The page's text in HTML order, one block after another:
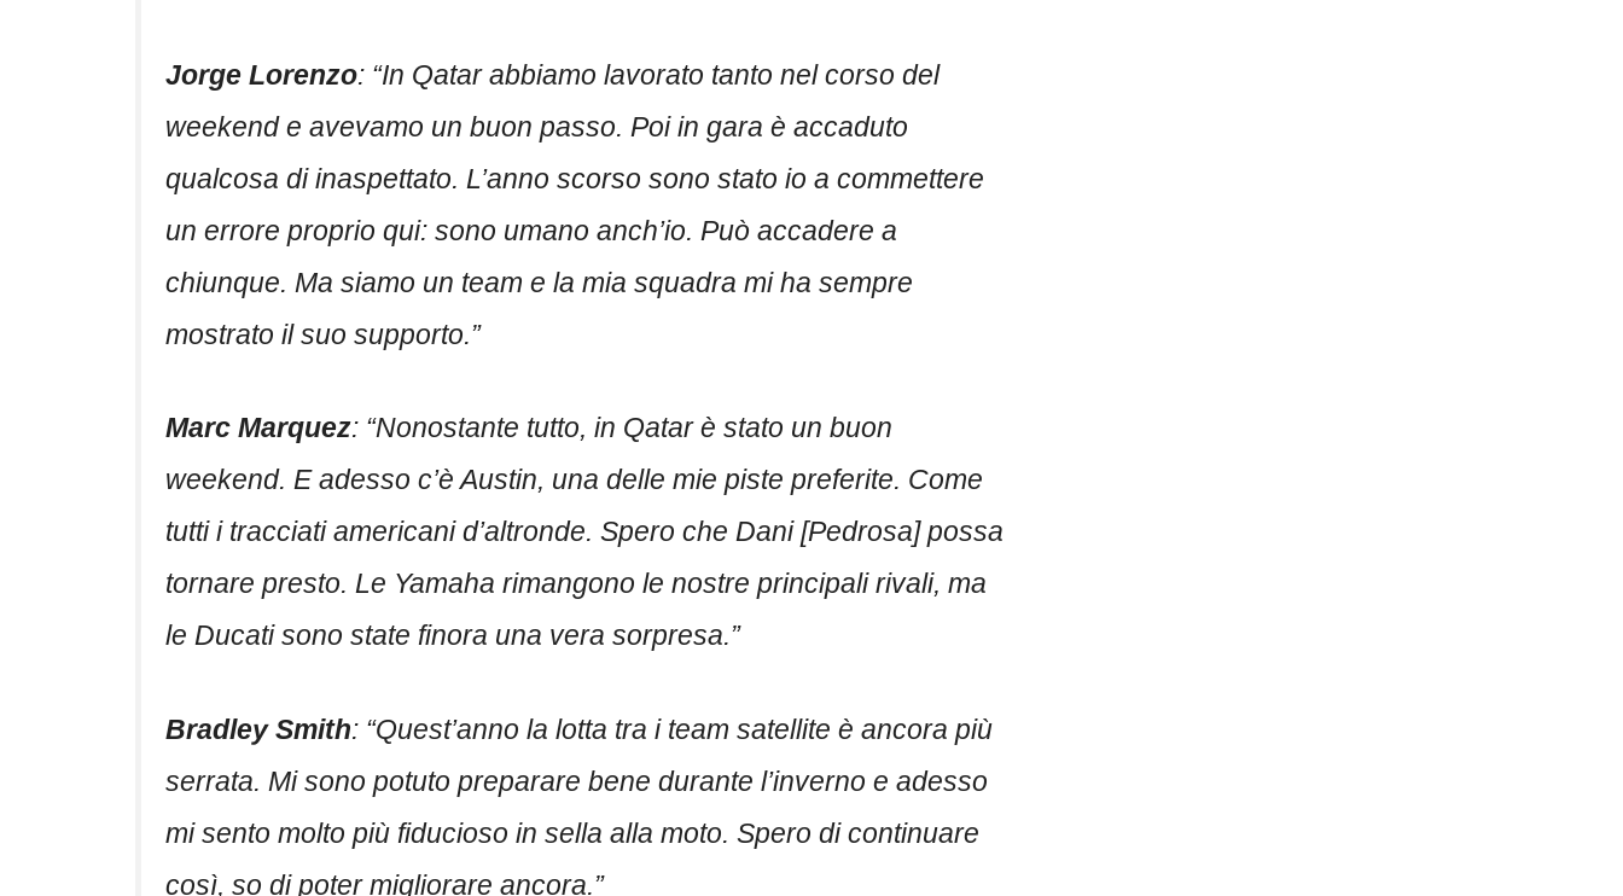
Jorge Lorenzo: “In Qatar abbiamo lavorato tanto nel corso del
weekend e avevamo un buon passo. Poi in gara è accaduto
qualcosa di inaspettato. L’anno scorso sono stato io a commettere
un errore proprio qui: sono umano anch’io. Può accadere a
chiunque. Ma siamo un team e la mia squadra mi ha sempre
mostrato il suo supporto.”
Marc Marquez: “Nonostante tutto, in Qatar è stato un buon
weekend. E adesso c’è Austin, una delle mie piste preferite. Come
tutti i tracciati americani d’altronde. Spero che Dani [Pedrosa] possa
tornare presto. Le Yamaha rimangono le nostre principali rivali, ma
le Ducati sono state finora una vera sorpresa.”
Bradley Smith: “Quest’anno la lotta tra i team satellite è ancora più
serrata. Mi sono potuto preparare bene durante l’inverno e adesso
mi sento molto più fiducioso in sella alla moto. Spero di continuare
così, so di poter migliorare ancora.”